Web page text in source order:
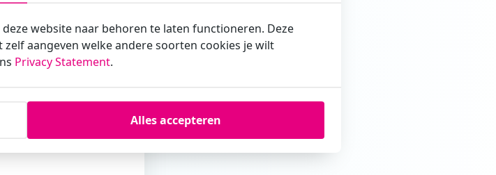
correspondeert
website naar behoren te laten functioneren. Deze
aangeven welke andere soorten cookies je wilt
Privacy Statement.
Alles accepteren